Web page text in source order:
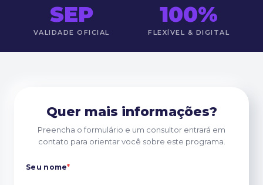
SEP
VALIDADE OFICIAL
100%
FLEXÍVEL & DIGITAL
Quer mais informações?
Preencha o formulário e um consultor entrará em
contato para orientar você sobre este programa.
Seu nome*